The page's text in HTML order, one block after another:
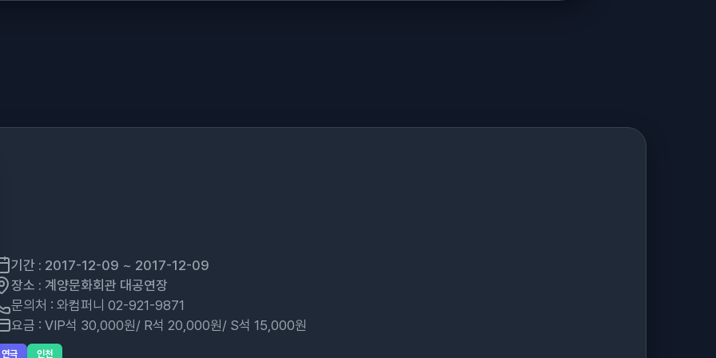
기간 : 2017-12-09 ~ 2017-12-09
장소 : 계양문화회관 대공연장
문의처 : 와컴퍼니 02-921-9871
요금 : VIP석 30,000원/ R석 20,000원/ S석 15,000원
연극 인천